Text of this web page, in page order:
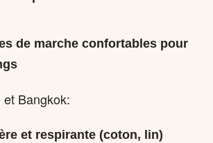
de marche confortables pour
Bangkok:
et respirante (coton, lin)